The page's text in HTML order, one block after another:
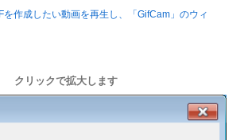
を作成したい動画を再生し、「GifCam」のウィ
クリックで拡大します